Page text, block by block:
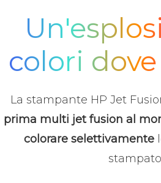
colori
La stampante HP Jet
prima multi jet fusion al
colorare selettivamente